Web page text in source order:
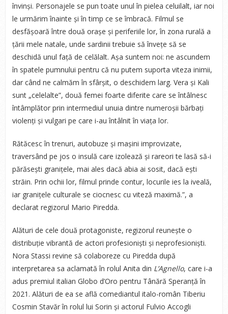
învinși. Personajele se pun toate unul în pielea celuilalt, iar noi
le urmărim înainte și în timp ce se îmbracă. Filmul se
desfășoară între două orașe și periferiile lor, în zona rurală a
țării mele natale, unde sardinii trebuie să învețe să se
deschidă unul față de celălalt. Așa suntem noi: ne ascundem
în spatele pumnului pentru că nu putem suporta viteza inimii,
dar când ne calmăm în sfârșit, o deschidem larg. Vera și Kali
sunt „celelalte”, două femei foarte diferite care se întâlnesc
întâmplător prin intermediul unuia dintre numeroșii bărbați
violenți și vulgari pe care i-au întâlnit în viața lor.
Rătăcesc în trenuri, autobuze și mașini improvizate,
traversând pe jos o insulă care izolează și rareori te lasă să-i
părăsești granițele, mai ales dacă abia ai sosit, dacă ești
străin. Prin ochii lor, filmul prinde contur, locurile ies la iveală,
iar granițele culturale se ciocnesc cu viteză maximă.”, a
declarat regizorul Mario Piredda.
Alături de cele două protagoniste, regizorul reunește o
distribuție vibrantă de actori profesioniști și neprofesioniști.
Nora Stassi revine să colaboreze cu Piredda după
interpretarea sa aclamată în rolul Anita din L’Agnello, care i-a
adus premiul italian Globo d’Oro pentru Tânără Speranță în
2021. Alături de ea se află comediantul italo-român Tiberiu
Cosmin Stavăr în rolul lui Sorin și actorul Fulvio Accogli